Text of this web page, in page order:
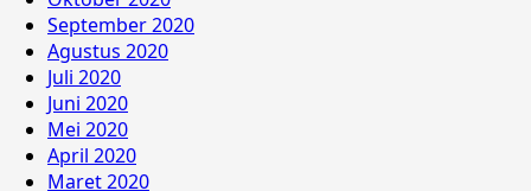
September 2020
Agustus 2020
Juli 2020
Juni 2020
Mei 2020
April 2020
Maret 2020